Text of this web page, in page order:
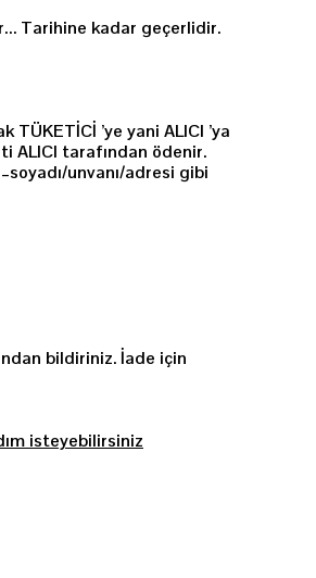
Tarihine kadar geçerlidir.
’ye yani ALICI ’ya
ALICI tarafından ödenir.
unvanı/adresi gibi
bildiriniz. İade için
isteyebilirsiniz